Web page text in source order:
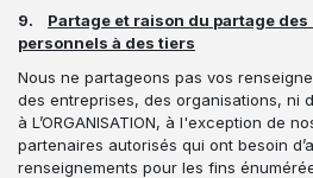
9. Partage et raison du partage
personnels à des tiers
Nous ne partageons pas vos
des entreprises, des organisations, ni
à L’ORGANISATION, à l'exception de
partenaires autorisés qui ont besoin
renseignements pour les fins